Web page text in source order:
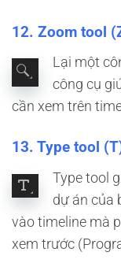
12. Zoom tool
Lại một
công cụ
cần xem trên
13. Type tool
Type tool
dự án của
vào timeline mà
xem trước